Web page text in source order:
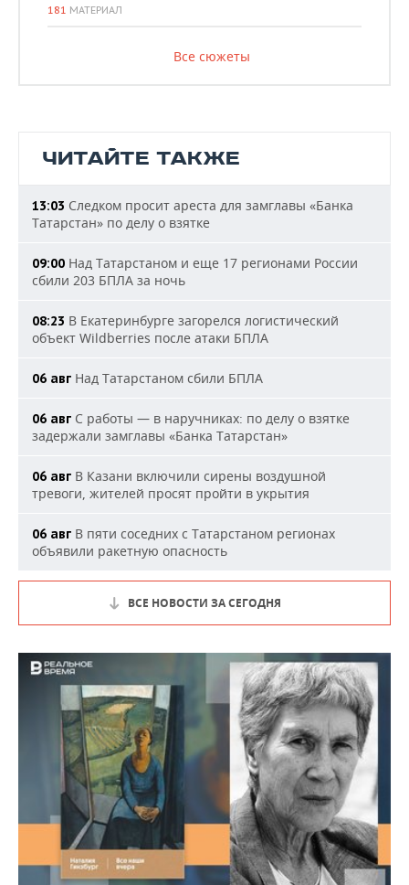
181 МАТЕРИАЛ
Все сюжеты
ЧИТАЙТЕ ТАКЖЕ
13:03 Следком просит ареста для замглавы «Банка
Татарстан» по делу о взятке
09:00 Над Татарстаном и еще 17 регионами России
сбили 203 БПЛА за ночь
08:23 В Екатеринбурге загорелся логистический
объект Wildberries после атаки БПЛА
06 авг Над Татарстаном сбили БПЛА
06 авг С работы — в наручниках: по делу о взятке
задержали замглавы «Банка Татарстан»
06 авг В Казани включили сирены воздушной
тревоги, жителей просят пройти в укрытия
06 авг В пяти соседних с Татарстаном регионах
объявили ракетную опасность
ВСЕ НОВОСТИ ЗА СЕГОДНЯ